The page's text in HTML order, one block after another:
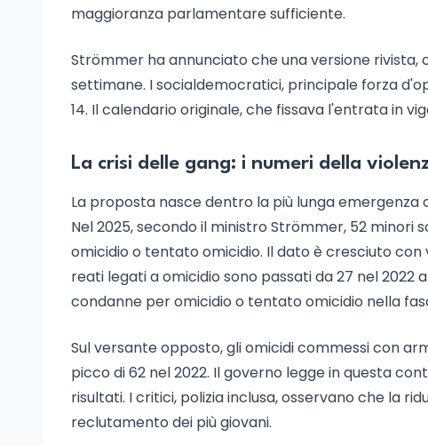
maggioranza parlamentare sufficiente.
Strömmer ha annunciato che una versione rivista,
settimane. I socialdemocratici, principale forza
14. Il calendario originale, che fissava l'entrata in
La crisi delle gang: i numeri della
La proposta nasce dentro la più lunga
Nel 2025, secondo il ministro Strömmer, 52
omicidio o tentato omicidio. Il dato è cresciuto
reati legati a omicidio sono passati da 27 nel 2022 a
condanne per omicidio o tentato omicidio nella
Sul versante opposto, gli omicidi commessi con
picco di 62 nel 2022. Il governo legge in questa
risultati. I critici, polizia inclusa, osservano che la
reclutamento dei più giovani.